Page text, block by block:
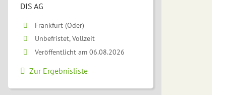
DIS AG
Frankfurt (Oder)
Unbefristet, Vollzeit
Veröffentlicht am 06.08.2026
Zur Ergebnisliste